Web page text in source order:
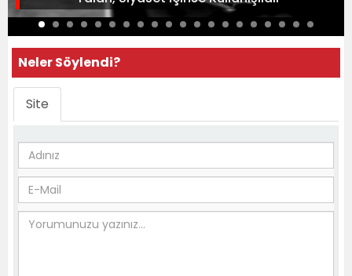
Neler Söylendi?
Site